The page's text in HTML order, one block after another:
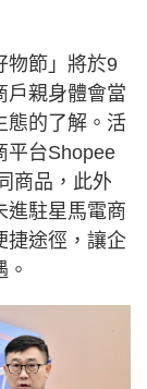
物節」將於9
戶親身體會當
態的了解。活
平台Shopee
商品，此外
進駐星馬電商
捷途徑，讓企